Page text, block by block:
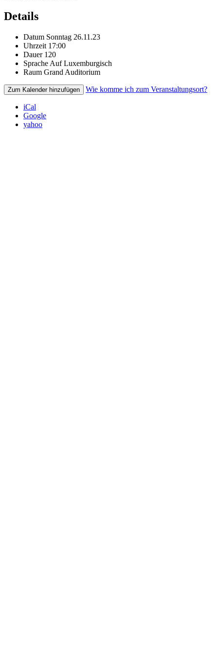
Details
Datum Sonntag 26.11.23
Uhrzeit 17:00
Dauer 120
Sprache Auf Luxemburgisch
Raum Grand Auditorium
Zum Kalender hinzufügen Wie komme ich zum Veranstaltungsort?
iCal
Google
yahoo